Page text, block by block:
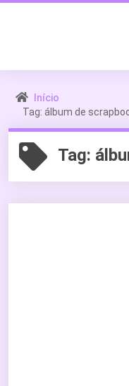
Início
Tag: álbum de
Tag: